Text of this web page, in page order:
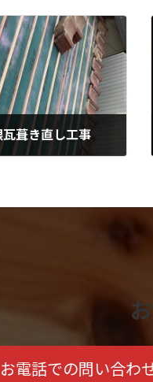
葺き直し工事
お電話での問い合わ